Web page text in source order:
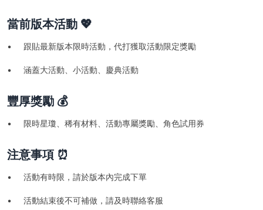
當前版本活動 💖
• 跟貼最新版本限時活動，代打獲取活動限定獎勵
• 涵蓋大活動、小活動、慶典活動
豐厚獎勵 💰
• 限時星瓊、稀有材料、活動專屬獎勵、角色試用券
注意事項 ⏰
• 活動有時限，請於版本內完成下單
• 活動結束後不可補做，請及時聯絡客服